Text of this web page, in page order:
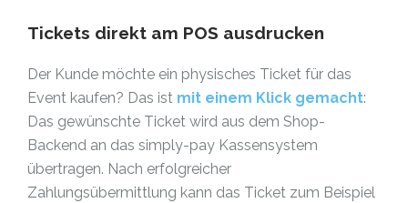
Tickets direkt am POS ausdrucken
Der Kunde möchte ein physisches Ticket für das
Event kaufen? Das ist mit einem Klick gemacht:
Das gewünschte Ticket wird aus dem Shop-
Backend an das simply-pay Kassensystem
übertragen. Nach erfolgreicher
Zahlungsübermittlung kann das Ticket zum Beispiel